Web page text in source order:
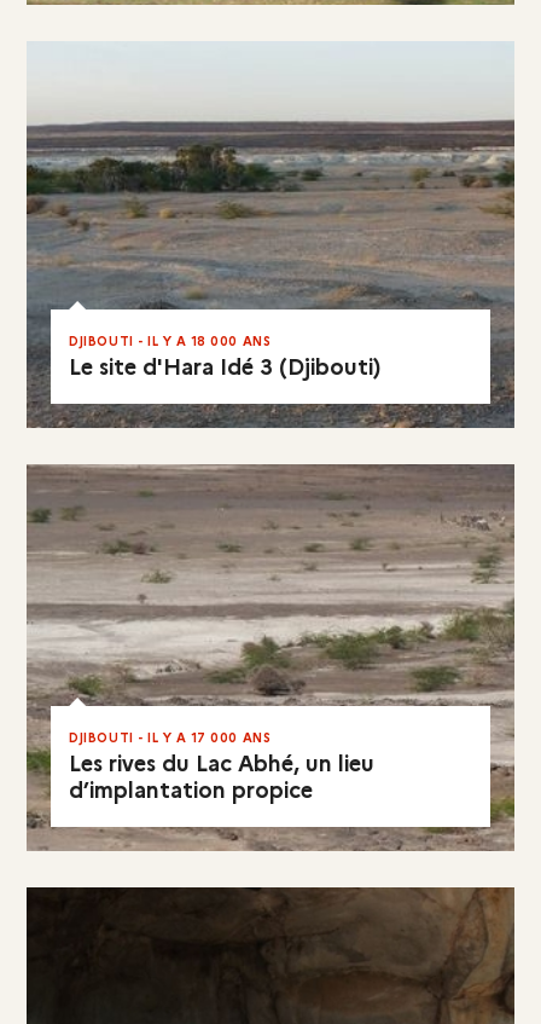
EN RÉSUMÉ
Le site d'Hara Idé 3 (Djibouti)
DJIBOUTI - IL Y A 18 000 ANS
EN RÉSUMÉ
Les rives du Lac Abhé, un lieu
d’implantation propice
DJIBOUTI - IL Y A 17 000 ANS
EN RÉSUMÉ